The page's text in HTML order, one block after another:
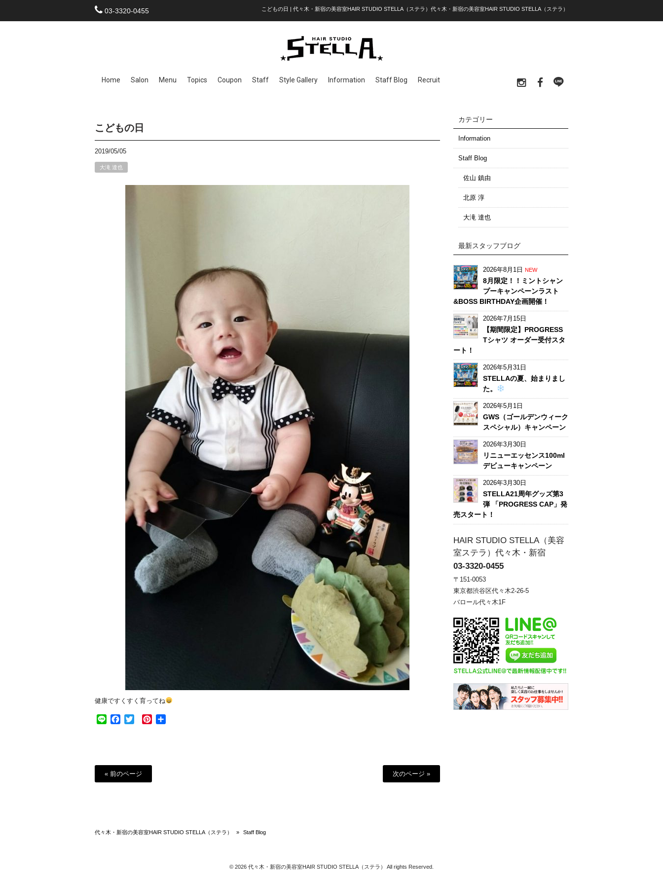
03-3320-0455 こどもの日 | 代々木・新宿の美容室HAIR STUDIO STELLA（ステラ）代々木・新宿の美容室HAIR STUDIO STELLA（ステラ）
Home Salon Menu Topics Coupon Staff Style Gallery Information Staff Blog Recruit
こどもの日
2019/05/05
大滝 達也
健康ですくすく育ってね
Line Facebook
Twitter Pinterest
« 前のページ 次のページ »
カテゴリー
Information
Staff Blog
佐山 鎮由
北原 淳
大滝 達也
最新スタッフブログ
2026年8月1日 NEW
8月限定！！ミントシャン
プーキャンペーンラスト
&BOSS BIRTHDAY企画開催！
2026年7月15日
【期間限定】PROGRESS
Tシャツ オーダー受付スタ
ート！
2026年5月31日
STELLAの夏、始まりまし
た。
2026年5月1日
GWS（ゴールデンウィーク
スペシャル）キャンペーン
2026年3月30日
リニューエッセンス100ml
デビューキャンペーン
2026年3月30日
STELLA21周年グッズ第3
弾 「PROGRESS CAP」発
売スタート！
HAIR STUDIO STELLA（美容
室ステラ）代々木・新宿
03-3320-0455
〒151-0053
東京都渋谷区代々木2-26-5
バロール代々木1F
代々木・新宿の美容室HAIR STUDIO STELLA（ステラ） » Staff Blog
© 2026 代々木・新宿の美容室HAIR STUDIO STELLA（ステラ） All rights Reserved.